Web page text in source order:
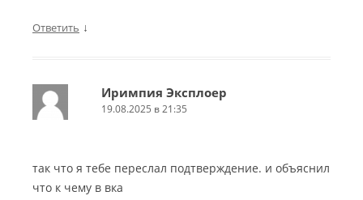
Ответить ↓
Иримпия Эксплоер
19.08.2025 в 21:35
так что я тебе переслал подтверждение. и объяснил
что к чему в вка